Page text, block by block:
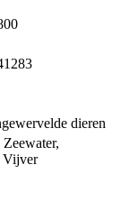
dieren
Vijver